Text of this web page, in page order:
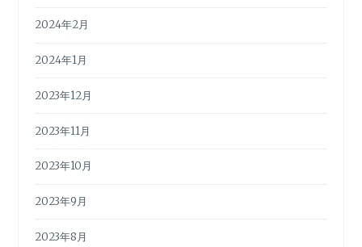
2024年2月
2024年1月
2023年12月
2023年11月
2023年10月
2023年9月
2023年8月